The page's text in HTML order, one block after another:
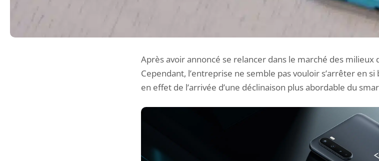
Après avoir annoncé se relancer dans le marché des milieux
Cependant, l’entreprise ne semble pas vouloir s’arrêter en
en effet de l’arrivée d’une déclinaison plus abordable du